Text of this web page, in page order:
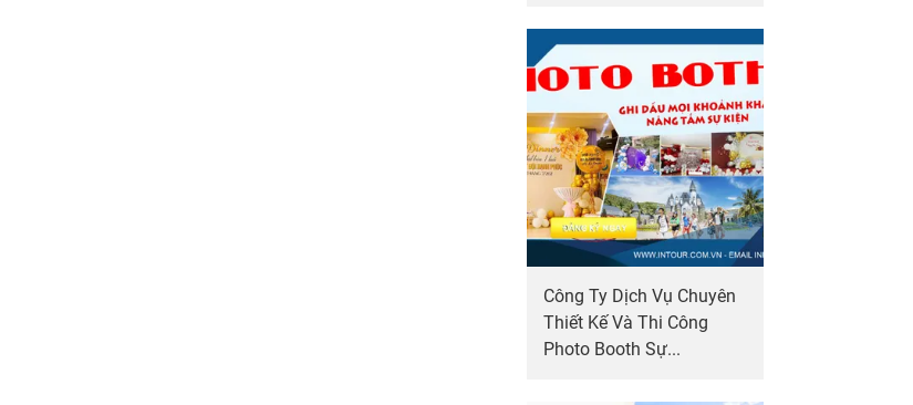
Công Ty Dịch Vụ Chuyên
Thiết Kế Và Thi Công
Photo Booth Sự...